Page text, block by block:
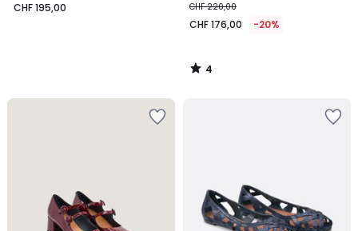
CHF 195,00
CHF 220,00
CHF 176,00 -20%
4
/